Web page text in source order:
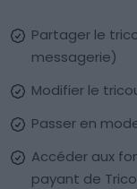
Partager le
messagerie)
Modifier le
Passer en
Accéder aux
payant de